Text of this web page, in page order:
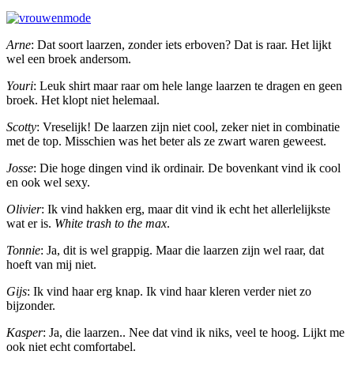
Arne: Dat soort laarzen, zonder iets erboven? Dat is raar. Het lijkt
wel een broek andersom.
Youri: Leuk shirt maar raar om hele lange laarzen te dragen en geen
broek. Het klopt niet helemaal.
Scotty: Vreselijk! De laarzen zijn niet cool, zeker niet in combinatie
met de top. Misschien was het beter als ze zwart waren geweest.
Josse: Die hoge dingen vind ik ordinair. De bovenkant vind ik cool
en ook wel sexy.
Olivier: Ik vind hakken erg, maar dit vind ik echt het allerlelijkste
wat er is. White trash to the max.
Tonnie: Ja, dit is wel grappig. Maar die laarzen zijn wel raar, dat
hoeft van mij niet.
Gijs: Ik vind haar erg knap. Ik vind haar kleren verder niet zo
bijzonder.
Kasper: Ja, die laarzen.. Nee dat vind ik niks, veel te hoog. Lijkt me
ook niet echt comfortabel.